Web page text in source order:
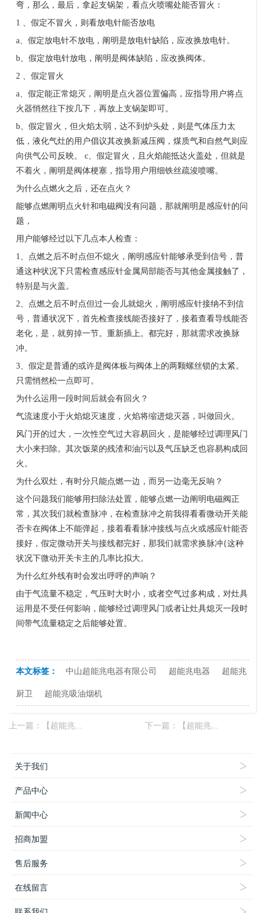
弯，那么，最后，拿起支锅架，看点火喷嘴处能否冒火：
1 、假定不冒火，则看放电针能否放电
a、假定放电针不放电，阐明是放电针缺陷，应改换放电针。
b、假定放电针放电，阐明是阀体缺陷，应改换阀体。
2 、假定冒火
a、假定能正常熄灭，阐明是点火器位置偏高，应指导用户将点
火器悄然往下按几下，再放上支锅架即可。
b、假定冒火，但火焰太弱，达不到炉头处，则是气体压力太
低，液化气灶的用户倡议其改换新减压阀，煤质气和自然气则应
向供气公司反映。
c、假定冒火，且火焰能抵达火盖处，但就是
不着火，阐明是阀体梗塞，指导用户用细铁丝疏浚喷嘴。
为什么点燃火之后，还在点火？
能够点燃阐明点火针和电磁阀没有问题，那就阐明是感应针的问
题，
用户能够经过以下几点本人检查：
1、点燃之后不时点但不熄火，阐明感应针能够承受到信号，普
通这种状况下只需检查感应针金属局部能否与其他金属接触了，
特别是与火盖。
2、点燃之后不时点但过一会儿就熄火，阐明感应针接纳不到信
号，普通状况下，首先检查接线能否接好了，接着查看导线能否
老化，是，就剪掉一节。重新插上。都完好，那就需求改换脉
冲。
3、假定是普通的或许是阀体板与阀体上的两颗螺丝锁的太紧。
只需悄然松一点即可。
为什么运用一段时间后就会有回火？
气流速度小于火焰熄灭速度，火焰将缩进熄灭器，叫做回火。
风门开的过大，一次性空气过大容易回火，是能够经过调理风门
大小来扫除。其次饭菜的残渣和油污以及气压缺乏也容易构成回
火。
为什么双灶，有时分只能点燃一边，而另一边毫无反响？
这个问题我们能够用扫除法处置，能够点燃一边阐明电磁阀正
常，其次我们就检查脉冲，在检查脉冲之前我得看看微动开关能
否卡在阀体上不能弹起，接着看看脉冲接线与点火或感应针能否
接好，假定微动开关与接线都完好，那我们就需求换脉冲{这种
状况下微动开关卡主的几率比拟大。
为什么红外线有时会发出呼呼的声响？
由于气流量不稳定，气压时大时小，或者空气过多构成，对灶具
运用是不受任何影响，能够经过调理风门或者让灶具熄灭一段时
间带气流量稳定之后能够处置。
本文标签： 中山超能兆电器有限公司 超能兆电器 超能兆
厨卫 超能兆吸油烟机
上一篇： 【超能兆... 下一篇： 【超能兆...
关于我们
产品中心
新闻中心
招商加盟
售后服务
在线留言